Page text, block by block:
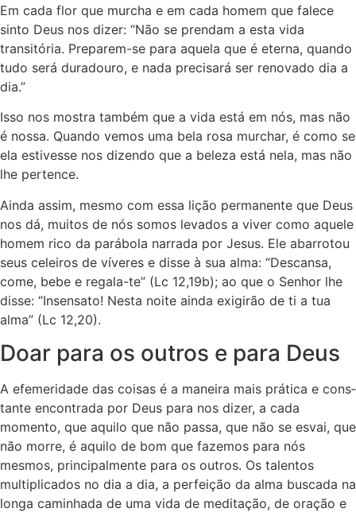
Em cada flor que murcha e em cada homem que falece
sinto Deus nos dizer: “Não se prendam a esta vida
transitória. Preparem-se para aquela que é eterna, quando
tudo será duradouro, e nada precisará ser renovado dia a
dia.”
Isso nos mostra também que a vida está em nós, mas não
é nossa. Quando vemos uma bela rosa murchar, é como se
ela estivesse nos dizendo que a beleza está nela, mas não
lhe pertence.
Ainda assim, mesmo com essa lição permanente que Deus
nos dá, muitos de nós somos levados a viver como aquele
homem rico da parábola narrada por Jesus. Ele abarrotou
seus celeiros de víveres e disse à sua alma: “Descansa,
come, bebe e regala-te” (Lc 12,19b); ao que o Senhor lhe
disse: “Insensato! Nesta noite ainda exigirão de ti a tua
alma” (Lc 12,20).
Doar para os outros e para Deus
A efemeridade das coisas é a maneira mais prática e cons­
tante encontrada por Deus para nos dizer, a cada
momento, que aquilo que não passa, que não se esvai, que
não morre, é aquilo de bom que fazemos para nós
mesmos, principalmente para os outros. Os talentos
multiplicados no dia a dia, a perfei­ção da alma buscada na
longa caminhada de uma vida de me­ditação, de oração e